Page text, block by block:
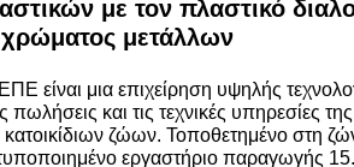
με τον πλαστικό
μετάλλων
είναι μια επιχείρηση υψηλής
και τις τεχνικές υπηρεσίες
κατοικίδιων ζώων. Τοποθετημένο στη
εργαστήριο παραγωγής